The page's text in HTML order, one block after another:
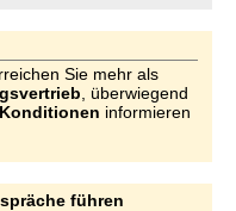
Sie mehr als
, überwiegend
Konditionen informieren
führen